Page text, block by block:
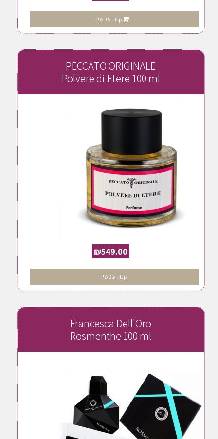
קנה עכשיו
PECCATO ORIGINALE
Polvere di Etere 100 ml
₪549.00
קנה עכשיו
Francesca Dell'Oro
Rosmenthe 100 ml